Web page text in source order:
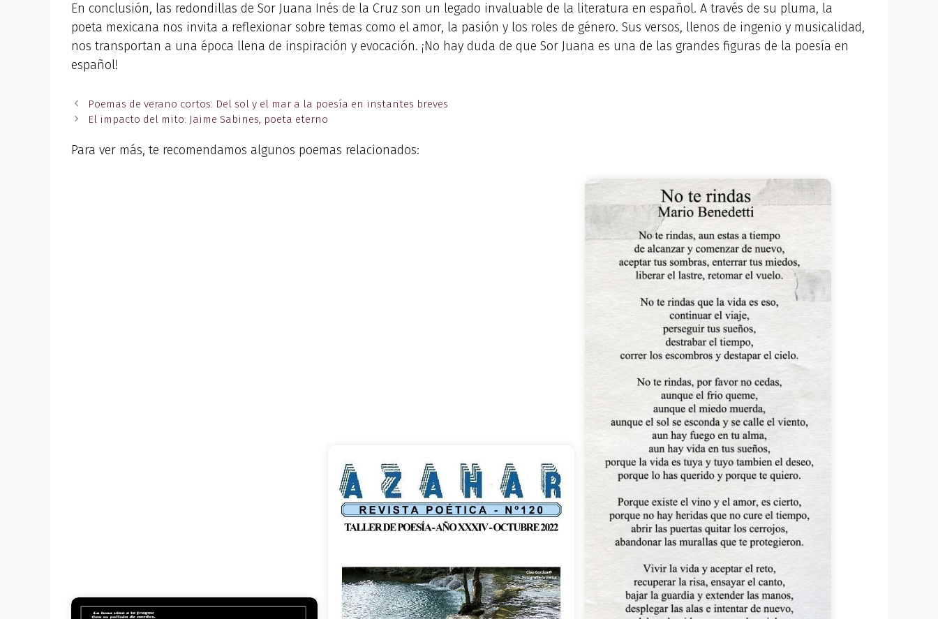
En conclusión, las redondillas de Sor Juana Inés de la Cruz son un legado invaluable de la literatura en español. A través de su pluma, la
poeta mexicana nos invita a reflexionar sobre temas como el amor, la pasión y los roles de género. Sus versos, llenos de ingenio y musicalidad,
nos transportan a una época llena de inspiración y evocación. ¡No hay duda de que Sor Juana es una de las grandes figuras de la poesía en
español!
Poemas de verano cortos: Del sol y el mar a la poesía en instantes breves
El impacto del mito: Jaime Sabines, poeta eterno
Para ver más, te recomendamos algunos poemas relacionados: